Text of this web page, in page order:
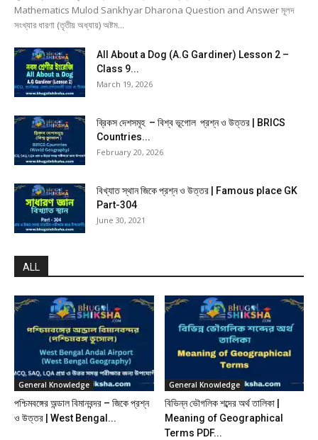
Mathematics Mulod Sankhyar Dharona Question and Answer মূলদ
সংখ্যার ধারণা (তৃতীয় অধ্যায়) অষ্টম...
All About a Dog (A.G Gardiner) Lesson 2 –
Class 9...
March 19, 2026
ব্রিকস দেশসমূহ – বিশ্ব ভূগোল প্রশ্ন ও উত্তর | BRICS
Countries...
February 20, 2026
বিখ্যাত স্থান জিকে প্রশ্ন ও উত্তর | Famous place GK
Part-304
June 30, 2021
ALL
General Knowledge
পশ্চিমবঙ্গের অন্ডাল বিমানবন্দর – জিকে প্রশ্ন
ও উত্তর | West Bengal...
General Knowledge
বিভিন্ন ভৌগলিক শব্দের অর্থ তালিকা |
Meaning of Geographical
Terms PDF...